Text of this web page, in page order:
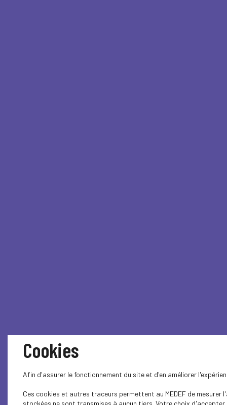
Cookies
Afin d'assurer le fonctionnement du site et d'en améliorer
Ces cookies et autres traceurs permettent au MEDEF de
stockées ne sont transmises à aucun tiers. Votre choix